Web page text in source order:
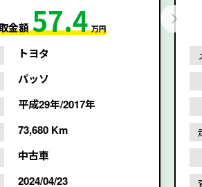
金額57.4 万円
トヨタ
パッソ
平成29年/2017年
73,680 Km
中古車
2024/04/23